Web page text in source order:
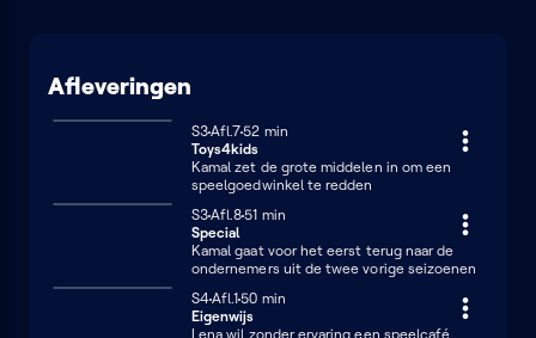
Afleveringen
Seizoen 3
S3Afl.752 minuten
52 min
Toys4kids
Kamal zet de grote middelen in om een
speelgoedwinkel te redden
Seizoen 3
S3Afl.851 minuten
51 min
Special
Kamal gaat voor het eerst terug naar de
ondernemers uit de twee vorige seizoenen
Seizoen 4
S4Afl.150 minuten
50 min
Eigenwijs
Lena wil zonder ervaring een speelcafé